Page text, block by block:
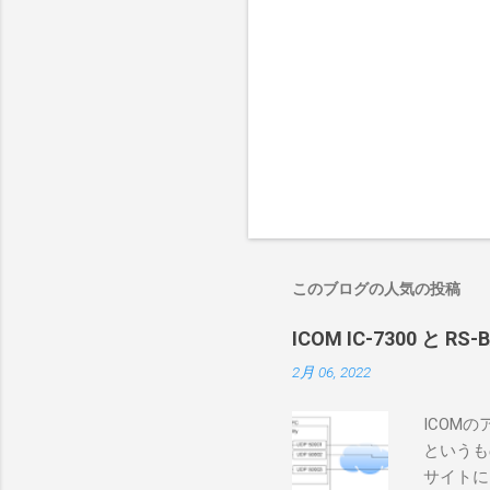
このブログの人気の投稿
ICOM IC-7300 と RS-
2月 06, 2022
ICOMの
という
サイト